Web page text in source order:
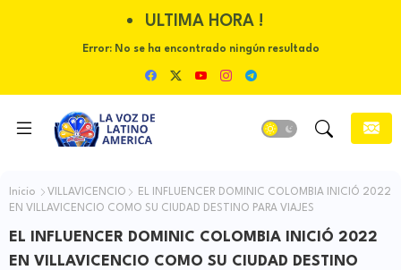
ULTIMA HORA !
Error:No se ha encontrado ningún resultado
Inicio VILLAVICENCIO
EL INFLUENCER DOMINIC COLOMBIA INICIÓ 2022
EN VILLAVICENCIO COMO SU CIUDAD DESTINO PARA VIAJES
EL INFLUENCER DOMINIC COLOMBIA INICIÓ 2022
EN VILLAVICENCIO COMO SU CIUDAD DESTINO